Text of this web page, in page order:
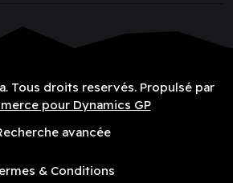
Tous droits reservés. Propulsé par
pour Dynamics GP
avancée
& Conditions